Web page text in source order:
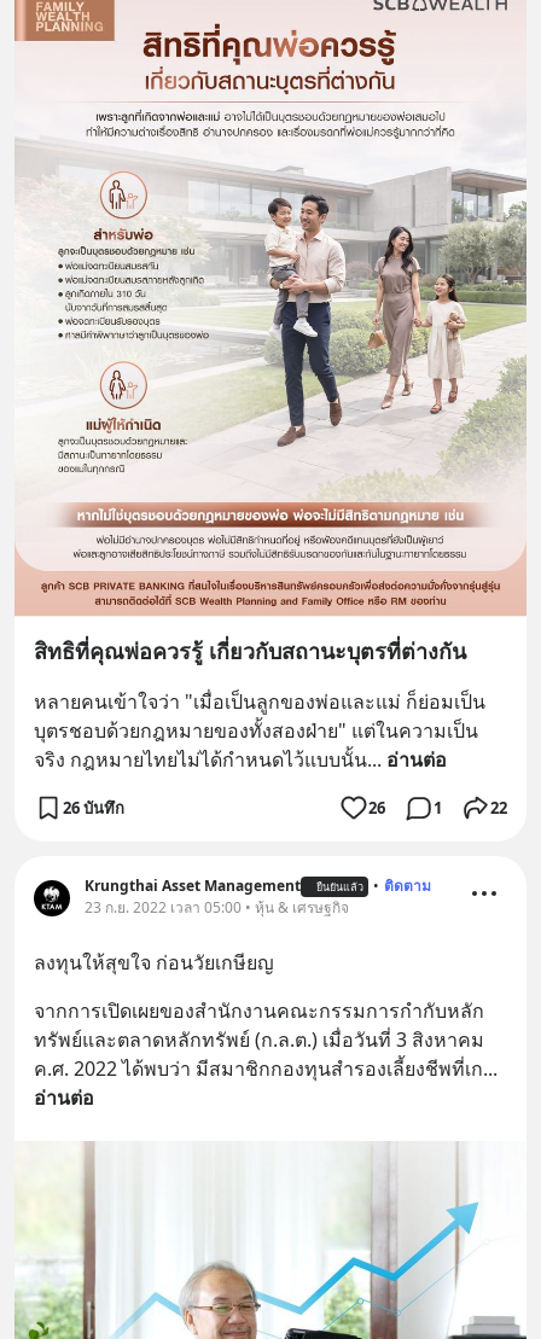
สิทธิที่คุณพ่อควรรู้ เกี่ยวกับสถานะบุตรที่ต่างกัน
หลายคนเข้าใจว่า "เมื่อเป็นลูกของพ่อและแม่ ก็ย่อมเป็น
บุตรชอบด้วยกฎหมายของทั้งสองฝ่าย" แต่ในความเป็น
จริง กฎหมายไทยไม่ได้กำหนดไว้แบบนั้น... อ่านต่อ
26 บันทึก 26 1 22
Krungthai Asset Management ยืนยันแล้ว • ติดตาม
23 ก.ย. 2022 เวลา 05:00 • หุ้น & เศรษฐกิจ
ลงทุนให้สุขใจ ก่อนวัยเกษียญ
จากการเปิดเผยของสำนักงานคณะกรรมการกำกับหลัก
ทรัพย์และตลาดหลักทรัพย์ (ก.ล.ต.) เมื่อวันที่ 3 สิงหาคม
ค.ศ. 2022 ได้พบว่า มีสมาชิกกองทุนสำรองเลี้ยงชีพที่เก
อ่านต่อ